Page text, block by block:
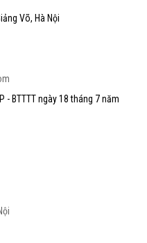
Võ, Hà Nội
- BTTTT ngày 18 tháng 7 năm